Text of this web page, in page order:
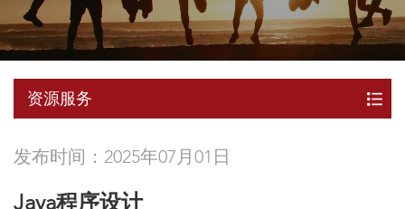
资源服务
发布时间：2025年07月01日
Java程序设计